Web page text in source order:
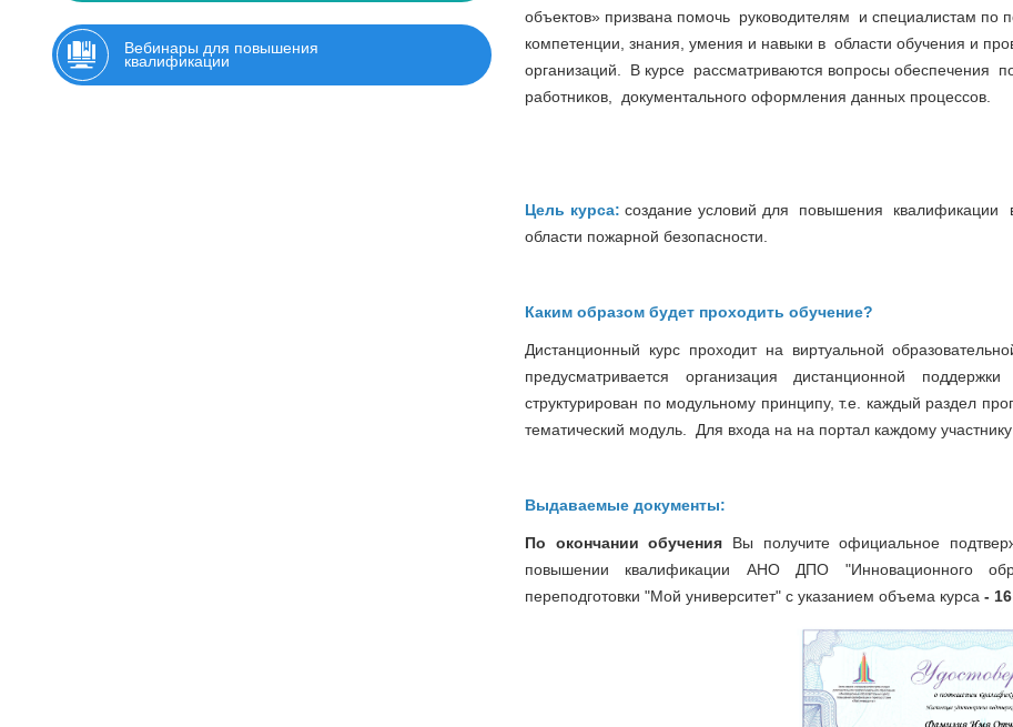
Вебинары для повышения
квалификации
объектов» призвана помочь руководителям и специалистам
компетенции, знания, умения и навыки в области обучения и
организаций. В курсе рассматриваются вопросы обеспечения
работников, документального оформления данных процессов.
Цель курса: создание условий для повышения квалификации
области пожарной безопасности.
Каким образом будет проходить обучение?
Дистанционный курс проходит на виртуальной
предусматривается организация дистанционной
структурирован по модульному принципу, т.е. каждый раздел
тематический модуль. Для входа на на портал каждому
Выдаваемые документы:
По окончании обучения Вы получите официальное
повышении квалификации
АНО ДПО "Инновационного
переподготовки "Мой университет" с указанием объема курса -